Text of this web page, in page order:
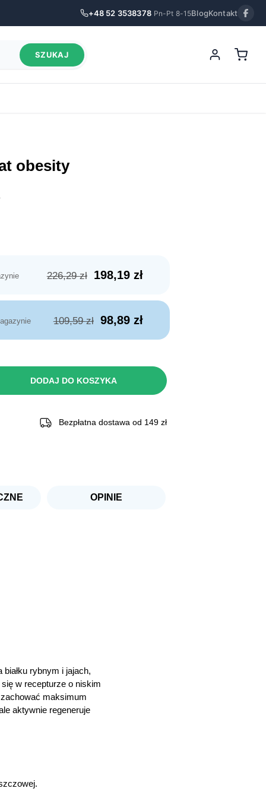
+48 52 3538378 Pn-Pt 8-15BlogKontakt
SZUKAJ
obesity
226,29zł
Pierwotna
226,29 zł.
198,19 złAktualna
wynosi:
198,19 zł.
109,59zł Pierwotna
109,59 zł.
98,89 złAktualna
cena
98,89 zł.
DODAJ DO KOSZYKA
Bezpłatna dostawa od 149 zł
OPINIE
rybnym i jajach,
w recepturze o niskim
maksimum
aktywnie regeneruje